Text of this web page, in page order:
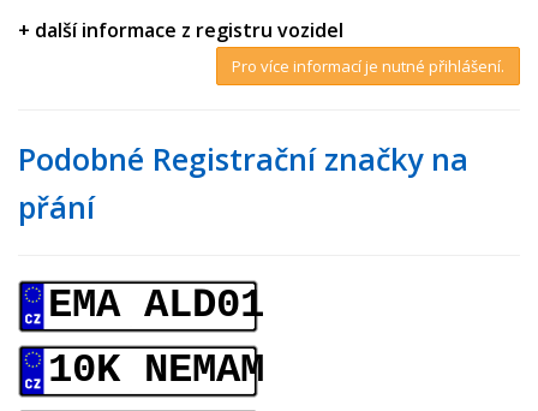
+ další informace z registru vozidel
Pro více informací je nutné přihlášení.
Podobné Registrační značky na
přání
EMA ALD01
10K NEMAM